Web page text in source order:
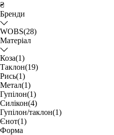
₴
Бренди
WOBS(28)
Матеріал
Коза(1)
Таклон(19)
Рись(1)
Метал(1)
Гупілон(1)
Силікон(4)
Гупілон/таклон(1)
Єнот(1)
Форма